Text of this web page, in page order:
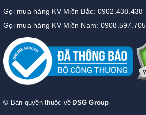
Gọi mua hàng KV Miền Bắc: 0902.438.438
Gọi mua hàng KV Miền Nam: 0908.597.705
© Bản quyền thuộc về DSG Group